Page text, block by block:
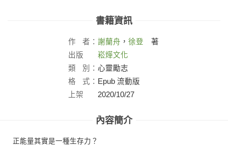
書籍資訊
作 者： 謝蘭舟 ， 徐登 著
出版
社：
崧燁文化
類
別： 心靈勵志
格
式： Epub 流動版
上架
2020/10/27
內容簡介
正能量其實是一種生存力？